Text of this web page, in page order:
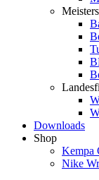
Downloads
Shop
Kempa
Nike